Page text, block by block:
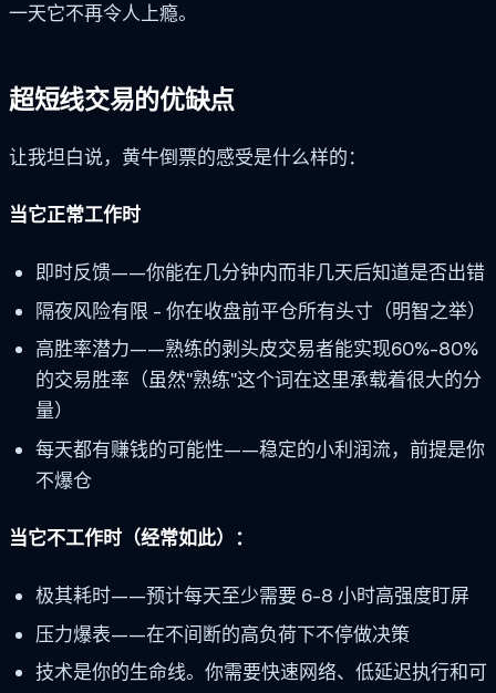
一天它不再令人上瘾。
超短线交易的优缺点
让我坦白说，黄牛倒票的感受是什么样的：
当它正常工作时
即时反馈——你能在几分钟内而非几天后知道是否出错
隔夜风险有限 - 你在收盘前平仓所有头寸（明智之举）
高胜率潜力——熟练的剥头皮交易者能实现60%-80%
的交易胜率（虽然"熟练"这个词在这里承载着很大的分
量）
每天都有赚钱的可能性——稳定的小利润流，前提是你
不爆仓
当它不工作时（经常如此）：
极其耗时——预计每天至少需要 6-8 小时高强度盯屏
压力爆表——在不间断的高负荷下不停做决策
技术是你的生命线。你需要快速网络、低延迟执行和可